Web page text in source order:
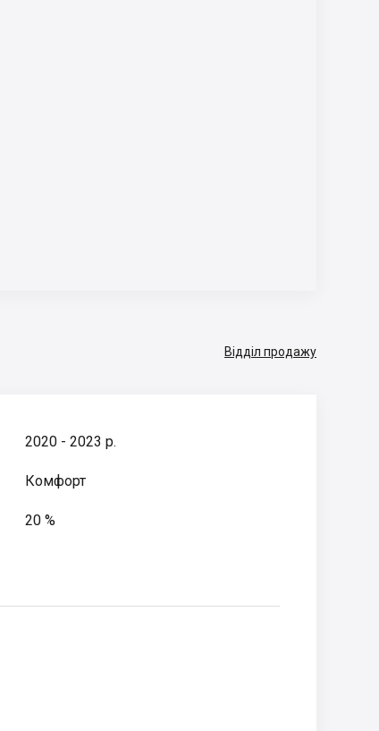
Відділ продажу
2020 - 2023 р.
Комфорт
20 %